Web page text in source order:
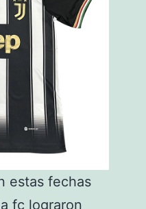
estas fechas
fc lograron